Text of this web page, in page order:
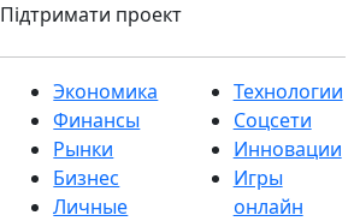
Підтримати проект
Экономика
Финансы
Рынки
Бизнес
Личные
Технологии
Соцсети
Инновации
Игры
онлайн